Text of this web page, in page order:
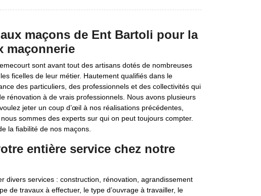
maçons de Ent Bartoli pour la
maçonnerie
sont avant tout des artisans dotés de nombreuses
ficelles de leur métier. Hautement qualifiés dans le
des particuliers, des professionnels et des collectivités qui
rénovation à de vrais professionnels. Nous avons plusieurs
jeter un coup d’œil à nos réalisations précédentes,
sommes des experts sur qui on peut toujours compter.
la fiabilité de nos maçons.
entière service chez notre
divers services : construction, rénovation, agrandissement
de travaux à effectuer, le type d’ouvrage à travailler, le